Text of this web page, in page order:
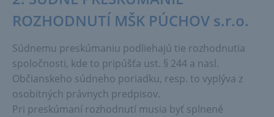
ROZHODNUTÍ MŠK PÚCHOV s.r.o.
Súdnemu preskúmaniu podliehajú tie rozhodnutia
spoločnosti, kde to pripúšťa ust. § 244 a nasl.
Občianskeho súdneho poriadku, resp. to vyplýva z
osobitných právnych predpisov.
Pri preskúmaní rozhodnutí musia byť splnené